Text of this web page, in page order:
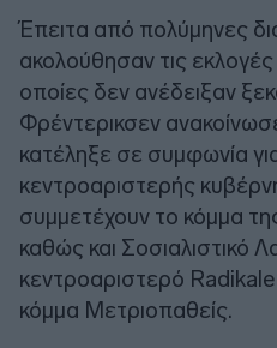
Έπειτα από πολύμηνες
ακολούθησαν τις
οποίες δεν ανέδειξαν
Φρέντερικσεν
κατέληξε σε συμφωνία
κεντροαριστερής
συμμετέχουν το κόμμα
καθώς και Σοσιαλιστικό
κεντροαριστερό
κόμμα Μετριοπαθείς.